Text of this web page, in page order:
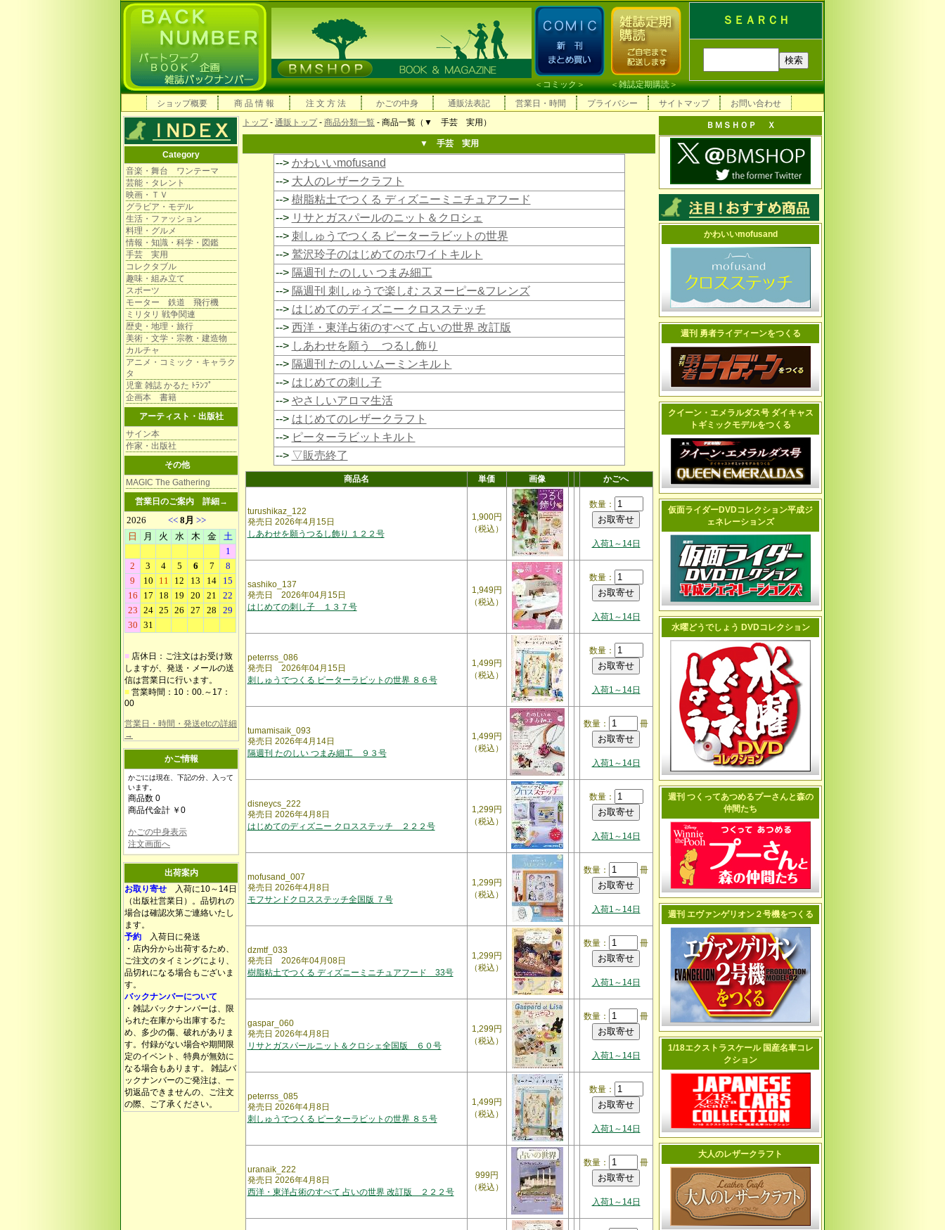
ＳＥＡＲＣＨ
＜コミック＞ ＜雑誌定期購読＞
ショップ概要
商 品 情 報 注 文 方 法 かごの中身 通販法表記 営業日・時間 プライバシー サイトマップ お問い合わせ
Category
音楽・舞台 ワンテーマ
芸能・タレント
映画・ＴＶ
グラビア・モデル
生活・ファッション
料理・グルメ
情報・知識・科学・図鑑
手芸 実用
コレクタブル
趣味・組み立て
スポーツ
モーター 鉄道 飛行機
ミリタリ 戦争関連
歴史・地理・旅行
美術・文学・宗教・建造物
カルチャ
アニメ・コミック・キャラク
タ
児童 雑誌 かるた ﾄﾗﾝﾌﾟ
企画本 書籍
アーティスト・出版社
サイン本
作家・出版社
その他
MAGIC The Gathering
営業日のご案内 詳細→
■ 店休日：ご注文はお受け致
しますが、発送・メールの送
信は営業日に行います。
■ 営業時間：10：00.～17：
00
営業日・時間・発送etcの詳細
→
かご情報
かごには現在、下記の分、入って
います。
商品数 0
商品代金計 ￥0
かごの中身表示
注文画面へ
出荷案内
お取り寄せ 入荷に10～14日
（出版社営業日）。品切れの
場合は確認次第ご連絡いたし
ます。
予約 入荷日に発送
・店内分から出荷するため、
ご注文のタイミングにより、
品切れになる場合もございま
す。
バックナンバーについて
・雑誌バックナンバーは、限
られた在庫から出庫するた
め、多少の傷、破れがありま
す。付録がない場合や期間限
定のイベント、特典が無効に
なる場合もあります。 雑誌バ
ックナンバーのご発注は、一
切返品できませんの、ご注文
の際、ご了承ください。
トップ- 通販トップ- 商品分類一覧 - 商品一覧（▼ 手芸 実用）
▼ 手芸 実用
--> かわいいmofusand
--> 大人のレザークラフト
--> 樹脂粘土でつくる ディズニーミニチュアフード
--> リサとガスパールのニット＆クロシェ
--> 刺しゅうでつくる ピーターラビットの世界
--> 鷲沢玲子のはじめてのホワイトキルト
--> 隔週刊 たのしい つまみ細工
--> 隔週刊 刺しゅうで楽しむ スヌーピー&フレンズ
--> はじめてのディズニー クロスステッチ
--> 西洋・東洋占術のすべて 占いの世界 改訂版
--> しあわせを願う つるし飾り
--> 隔週刊 たのしいムーミンキルト
--> はじめての刺し子
--> やさしいアロマ生活
--> はじめてのレザークラフト
--> ピーターラビットキルト
--> ▽販売終了
商品名 単価 画像 かごへ
turushikaz_122
発売日 2026年4月15日
しあわせを願うつるし飾り １２２号
1,900円
（税込）
数量：
入荷1～14日
sashiko_137
発売日 2026年04月15日
はじめての刺し子 １３７号
1,949円
（税込）
数量：
入荷1～14日
peterrss_086
発売日 2026年04月15日
刺しゅうでつくる ピーターラビットの世界 ８６号
1,499円
（税込）
数量：
入荷1～14日
tumamisaik_093
発売日 2026年4月14日
隔週刊 たのしい つまみ細工 ９３号
1,499円
（税込）
数量： 冊
入荷1～14日
disneycs_222
発売日 2026年4月8日
はじめてのディズニー クロスステッチ ２２２号
1,299円
（税込）
数量：
入荷1～14日
mofusand_007
発売日 2026年4月8日
モフサンドクロスステッチ全国版 ７号
1,299円
（税込）
数量： 冊
入荷1～14日
dzmtf_033
発売日 2026年04月08日
樹脂粘土でつくる ディズニーミニチュアフード 33号
1,299円
（税込）
数量： 冊
入荷1～14日
gaspar_060
発売日 2026年4月8日
リサとガスパールニット＆クロシェ全国版 ６０号
1,299円
（税込）
数量： 冊
入荷1～14日
peterrss_085
発売日 2026年4月8日
刺しゅうでつくる ピーターラビットの世界 ８５号
1,499円
（税込）
数量：
入荷1～14日
uranaik_222
発売日 2026年4月8日
西洋・東洋占術のすべて 占いの世界 改訂版 ２２２号
999円
（税込）
数量： 冊
入荷1～14日
ＢＭＳＨＯＰ Ｘ
かわいいmofusand
週刊 勇者ライディーンをつくる
クイーン・エメラルダス号 ダイキャス
トギミックモデルをつくる
仮面ライダーDVDコレクション平成ジ
ェネレーションズ
水曜どうでしょう DVDコレクション
週刊 つくってあつめるプーさんと森の
仲間たち
週刊 エヴァンゲリオン２号機をつくる
1/18エクストラスケール 国産名車コレ
クション
大人のレザークラフト